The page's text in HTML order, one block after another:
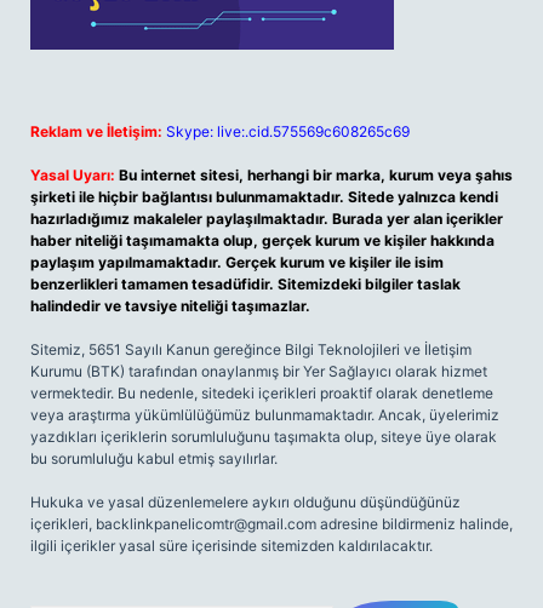
Reklam ve İletişim: Skype: live:.cid.575569c608265c69
Yasal Uyarı: Bu internet sitesi, herhangi bir marka, kurum veya şahıs
şirketi ile hiçbir bağlantısı bulunmamaktadır. Sitede yalnızca kendi
hazırladığımız makaleler paylaşılmaktadır. Burada yer alan içerikler
haber niteliği taşımamakta olup, gerçek kurum ve kişiler hakkında
paylaşım yapılmamaktadır. Gerçek kurum ve kişiler ile isim
benzerlikleri tamamen tesadüfidir. Sitemizdeki bilgiler taslak
halindedir ve tavsiye niteliği taşımazlar.
Sitemiz, 5651 Sayılı Kanun gereğince Bilgi Teknolojileri ve İletişim
Kurumu (BTK) tarafından onaylanmış bir Yer Sağlayıcı olarak hizmet
vermektedir. Bu nedenle, sitedeki içerikleri proaktif olarak denetleme
veya araştırma yükümlülüğümüz bulunmamaktadır. Ancak, üyelerimiz
yazdıkları içeriklerin sorumluluğunu taşımakta olup, siteye üye olarak
bu sorumluluğu kabul etmiş sayılırlar.
Hukuka ve yasal düzenlemelere aykırı olduğunu düşündüğünüz
içerikleri, backlinkpanelicomtr@gmail.com adresine bildirmeniz halinde,
ilgili içerikler yasal süre içerisinde sitemizden kaldırılacaktır.